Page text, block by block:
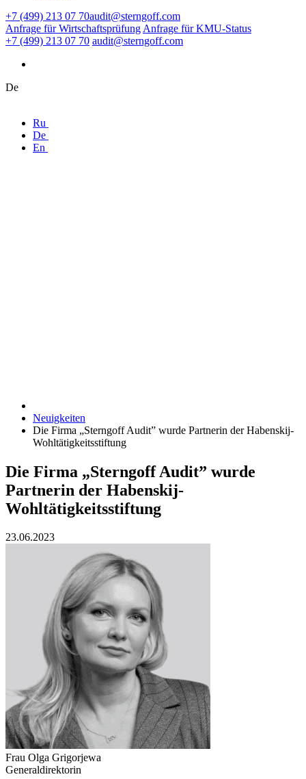
+7 (499) 213 07 70audit@sterngoff.com
Anfrage für Wirtschaftsprüfung Anfrage für KMU-Status
+7 (499) 213 07 70 audit@sterngoff.com
De
Ru
De
En
Neuigkeiten
Die Firma „Sterngoff Audit” wurde Partnerin der Habenskij-
Wohltätigkeitsstiftung
Die Firma „Sterngoff Audit” wurde
Partnerin der Habenskij-
Wohltätigkeitsstiftung
23.06.2023
Frau Olga Grigorjewa
Generaldirektorin